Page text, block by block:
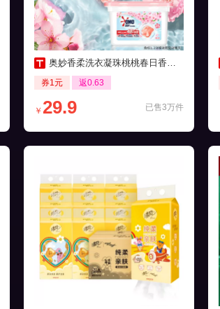
奥妙香柔洗衣凝珠桃桃春日香清香50颗
券1元 返0.63
已售3万件
￥ 29.9